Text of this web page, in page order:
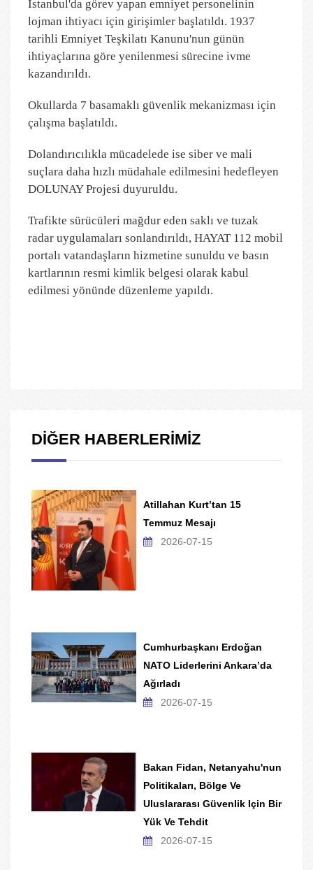
İstanbul'da görev yapan emniyet personelinin
lojman ihtiyacı için girişimler başlatıldı. 1937
tarihli Emniyet Teşkilatı Kanunu'nun günün
ihtiyaçlarına göre yenilenmesi sürecine ivme
kazandırıldı.
Okullarda 7 basamaklı güvenlik mekanizması için
çalışma başlatıldı.
Dolandırıcılıkla mücadelede ise siber ve mali
suçlara daha hızlı müdahale edilmesini hedefleyen
DOLUNAY Projesi duyuruldu.
Trafikte sürücüleri mağdur eden saklı ve tuzak
radar uygulamaları sonlandırıldı, HAYAT 112 mobil
portalı vatandaşların hizmetine sunuldu ve basın
kartlarının resmi kimlik belgesi olarak kabul
edilmesi yönünde düzenleme yapıldı.
DİĞER HABERLERİMİZ
Atillahan Kurt’tan 15
Temmuz Mesajı
2026-07-15
Cumhurbaşkanı Erdoğan
NATO Liderlerini Ankara’da
Ağırladı
2026-07-15
Bakan Fidan, Netanyahu'nun
Politikaları, Bölge Ve
Uluslararası Güvenlik Için Bir
Yük Ve Tehdit
2026-07-15